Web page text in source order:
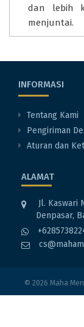
dan lebih
menjuntai.
INFORMASI
Tentang Kami
Pengiriman
Aturan dan
ALAMAT
Jl. Kaswari
Denpasar,
© 2026 Maha